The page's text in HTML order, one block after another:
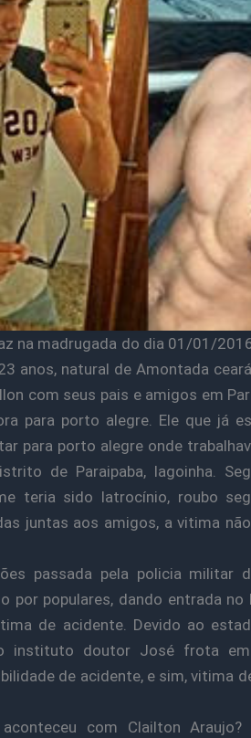
na madrugada do dia 01/01/
anos, natural de Amontada
com seus pais e amigos em
para porto alegre. Ele que já
para porto alegre onde
de Paraipaba, lagoinha.
teria sido latrocínio, roubo
juntas aos amigos, a vitima
passada pela policia militar
por populares, dando entrada no
de acidente. Devido ao
instituto doutor José frota
de acidente, e sim, vitima
com Clailton